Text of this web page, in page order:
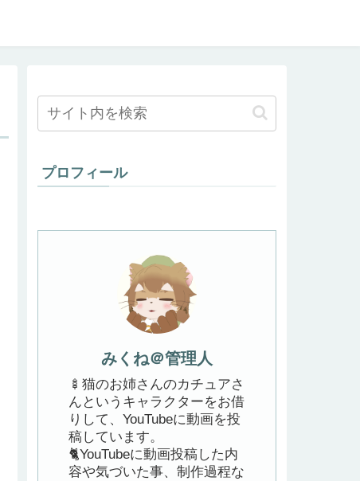
プロフィール
みくね＠管理人
🍢猫のお姉さんのカチュアさ
んというキャラクターをお借
りして、YouTubeに動画を投
稿しています。
🐈YouTubeに動画投稿した内
容や気づいた事、制作過程な